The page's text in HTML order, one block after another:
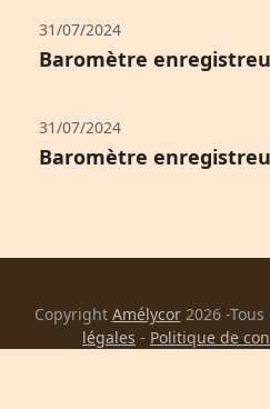
31/07/2024
Baromètre
31/07/2024
Baromètre
Copyright Amélycor2026 -
légales - Politique de